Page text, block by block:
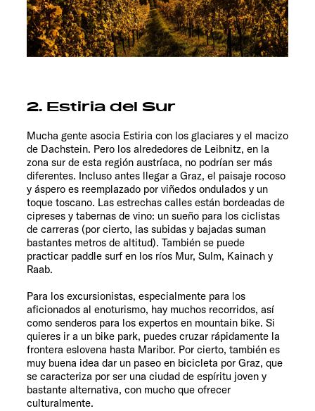
2. Estiria del Sur
Mucha gente asocia Estiria con los glaciares y el macizo
de Dachstein. Pero los alrededores de Leibnitz, en la
zona sur de esta región austríaca, no podrían ser más
diferentes. Incluso antes llegar a Graz, el paisaje rocoso
y áspero es reemplazado por viñedos ondulados y un
toque toscano. Las estrechas calles están bordeadas de
cipreses y tabernas de vino: un sueño para los ciclistas
de carreras (por cierto, las subidas y bajadas suman
bastantes metros de altitud). También se puede
practicar paddle surf en los ríos Mur, Sulm, Kainach y
Raab.
Para los excursionistas, especialmente para los
aficionados al enoturismo, hay muchos recorridos, así
como senderos para los expertos en mountain bike. Si
quieres ir a un bike park, puedes cruzar rápidamente la
frontera eslovena hasta Maribor. Por cierto, también es
muy buena idea dar un paseo en bicicleta por Graz, que
se caracteriza por ser una ciudad de espíritu joven y
bastante alternativa, con mucho que ofrecer
culturalmente.